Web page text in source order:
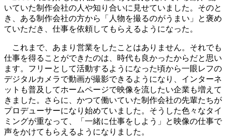
いていた制作会社の人や知り合いに見せていました。そのと
き、ある制作会社の方から「人物を撮るのがうまい」と褒め
ていただき、仕事を依頼してもらえるようになった。
これまで、あまり営業をしたことはありません。それでも
仕事を得ることができたのは、時代も良かったからだと思い
ます。フリーとして活動するようになった頃から一眼レフの
デジタルカメラで動画が撮影できるようになり、インターネ
ットも普及してホームページで映像を流したい企業も増えて
きました。さらに、かつて働いていた制作会社の先輩たちが
プロデューサーになり始めていました。そうした色々なタイ
ミングが重なって、「一緒に仕事をしよう」と映像の仕事で
声をかけてもらえるようになりました。